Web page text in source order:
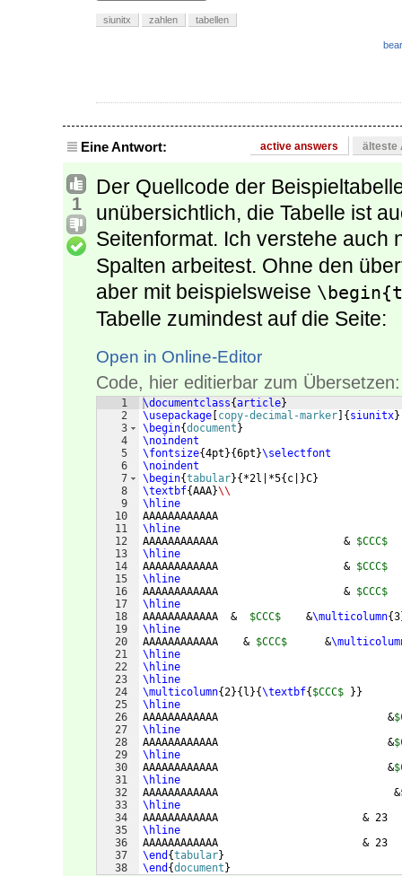
siunitx zahlen tabellen
Eine Antwort: active answers älteste
1
Der Quellcode der
unübersichtlich, die Tabelle ist
Seitenformat. Ich verstehe
Spalten arbeitest. Ohne den
aber mit beispielsweise
Tabelle zumindest auf die Seite:
Open in Online-Editor
Code, hier editierbar zum Übersetzen:
1
2
3
4
5
6
7
8
9
10
11
12
13
14
15
16
17
18
19
20
21
22
23
24
25
26
27
28
29
30
31
32
33
34
35
36
37
38
\documentclass{article}
\usepackage copy-decimal-marker { siunitx}
\begin{document }
\noindent
\fontsize{4pt }{6pt }\selectfont
\noindent
\begin{tabular}{ *2l|*5{ c| }C}
\textbf{AAA}\\
\hline
AAAAAAAAAAAA
\hline
AAAAAAAAAAAA                    & $CCC$
\hline
AAAAAAAAAAAA                    & $CCC$
\hline
AAAAAAAAAAAA                    & $CCC$
\hline
AAAAAAAAAAAA  & $CCC$
    &
\multicolumn{3
\hline
AAAAAAAAAAAA    & $CCC$
      &
\hline
\hline
\hline
\multicolumn{2}{ l }{\textbf{ $CCC$ }}
\hline
AAAAAAAAAAAA                           &
\hline
AAAAAAAAAAAA                           &
\hline
AAAAAAAAAAAA                           &
\hline
AAAAAAAAAAAA                            &
\hline
AAAAAAAAAAAA                       &
\hline
AAAAAAAAAAAA                       &
\end {tabular}
\end {document }